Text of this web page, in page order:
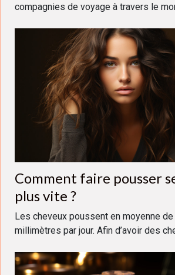
compagnies de voyage à travers le
Comment faire pousser
plus vite ?
Les cheveux poussent en moyenne de
millimètres par jour. Afin d’avoir des